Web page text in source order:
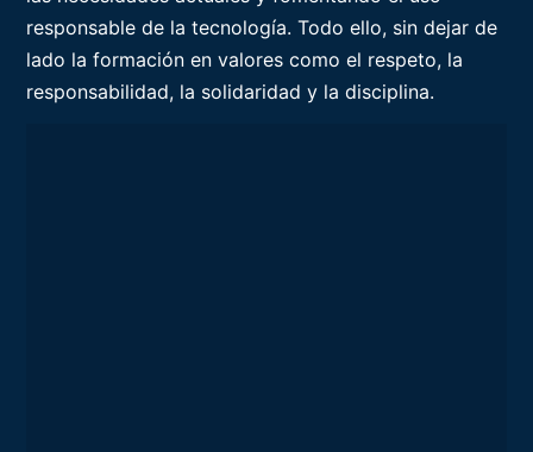
responsable de la tecnología. Todo ello, sin dejar de
lado la formación en valores como el respeto, la
responsabilidad, la solidaridad y la disciplina.